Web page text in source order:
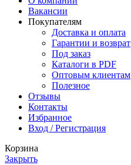
Вакансии
Покупателям
Доставка и оплата
Гарантии и возврат
Под заказ
Каталоги в PDF
Оптовым клиентам
Полезное
Отзывы
Контакты
Избранное
Вход / Регистрация
Корзина
Закрыть